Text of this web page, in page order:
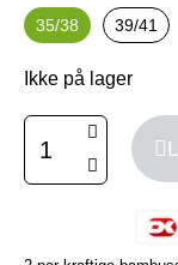
35/38
39/41
Ikke på lager